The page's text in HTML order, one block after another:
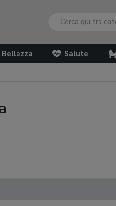
Bellezza Salute